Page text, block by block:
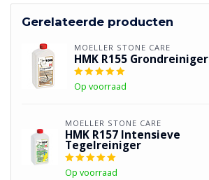
Gerelateerde producten
MOELLER STONE CARE
HMK R155 Grondreiniger
Op voorraad
MOELLER STONE CARE
HMK R157 Intensieve
Tegelreiniger
Op voorraad